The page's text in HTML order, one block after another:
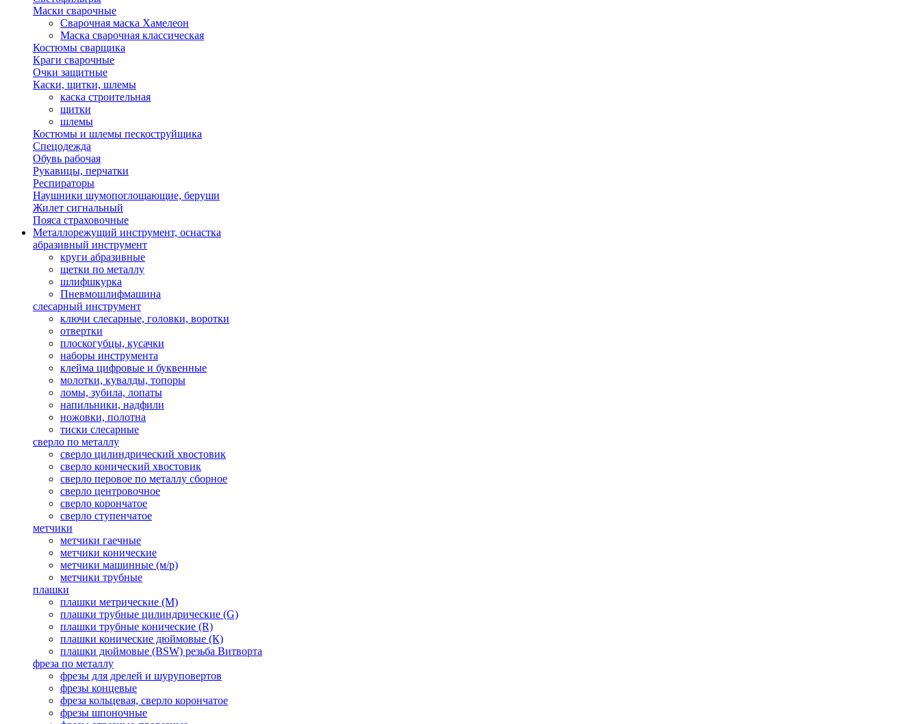
Маски сварочные
Сварочная маска Хамелеон
Маска сварочная классическая
Костюмы сварщика
Краги сварочные
Очки защитные
Каски, щитки, шлемы
каска строительная
щитки
шлемы
Костюмы и шлемы пескоструйщика
Спецодежда
Обувь рабочая
Рукавицы, перчатки
Респираторы
Наушники шумопоглощающие, беруши
Жилет сигнальный
Пояса страховочные
Металлорежущий инструмент, оснастка
абразивный инструмент
круги абразивные
щетки по металлу
шлифшкурка
Пневмошлифмашина
слесарный инструмент
ключи слесарные, головки, воротки
отвертки
плоскогубцы, кусачки
наборы инструмента
клейма цифровые и буквенные
молотки, кувалды, топоры
ломы, зубила, лопаты
напильники, надфили
ножовки, полотна
тиски слесарные
сверло по металлу
сверло цилиндрический хвостовик
сверло конический хвостовик
сверло перовое по металлу сборное
сверло центровочное
сверло корончатое
сверло ступенчатое
метчики
метчики гаечные
метчики конические
метчики машинные (м/р)
метчики трубные
плашки
плашки метрические (М)
плашки трубные цилиндрические (G)
плашки трубные конические (R)
плашки конические дюймовые (К)
плашки дюймовые (BSW) резьба Витворта
фреза по металлу
фрезы для дрелей и шуруповертов
фрезы концевые
фреза кольцевая, сверло корончатое
фрезы шпоночные